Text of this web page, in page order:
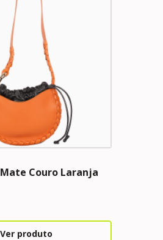
Couro Laranja
Ver produto